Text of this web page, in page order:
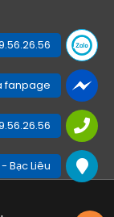
fanpage
Bạc Liêu